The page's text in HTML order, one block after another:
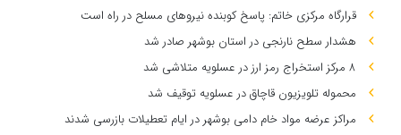
قرارگاه مرکزی خاتم: پاسخ کوبنده نیروهای مسلح در راه است
هشدار سطح نارنجی در استان بوشهر صادر شد
۸ مرکز استخراج رمز ارز در عسلویه متلاشی شد
محموله تلویزیون قاچاق در عسلویه توقیف شد
مراکز عرضه مواد خام دامی بوشهر در ایام تعطیلات بازرسی شدند